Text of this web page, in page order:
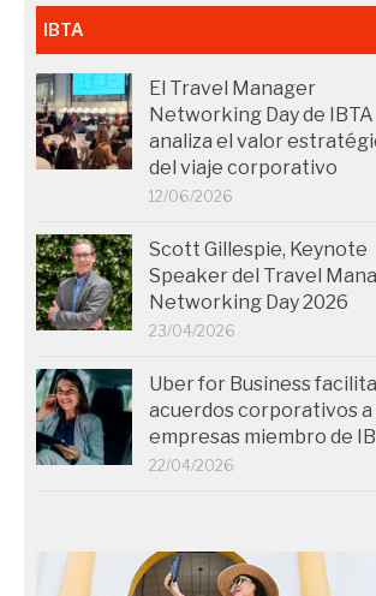
La
29/04/
IBTA
El Travel Manager
Networking Day de IBTA
analiza el valor
del viaje corporativo
12/06/2026
Scott Gillespie, Keynote
Speaker del Travel
Networking Day 2026
23/04/2026
Uber for Business facilita
acuerdos corporativos a
empresas miembro de
22/04/2026